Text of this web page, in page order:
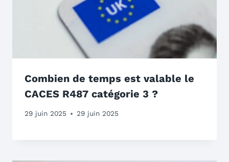
Combien de temps est valable le
CACES R487 catégorie 3 ?
29 juin 2025 29 juin 2025